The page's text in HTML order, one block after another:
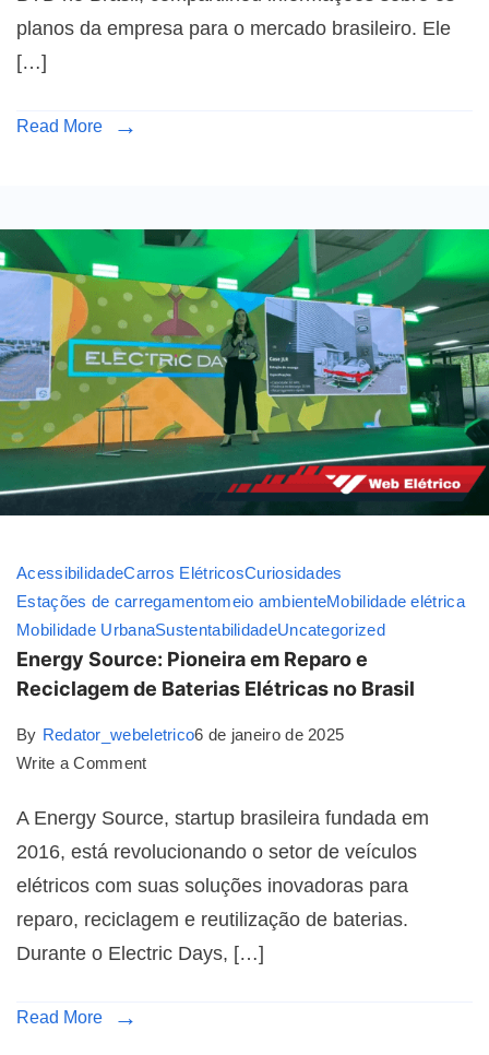
planos da empresa para o mercado brasileiro. Ele
[…]
Read More
AcessibilidadeCarros ElétricosCuriosidades
Estações de carregamentomeio ambienteMobilidade elétrica
Mobilidade UrbanaSustentabilidadeUncategorized
Energy Source: Pioneira em Reparo e
Reciclagem de Baterias Elétricas no Brasil
By Redator_webeletrico6 de janeiro de 2025
Write a Comment
A Energy Source, startup brasileira fundada em
2016, está revolucionando o setor de veículos
elétricos com suas soluções inovadoras para
reparo, reciclagem e reutilização de baterias.
Durante o Electric Days, […]
Read More